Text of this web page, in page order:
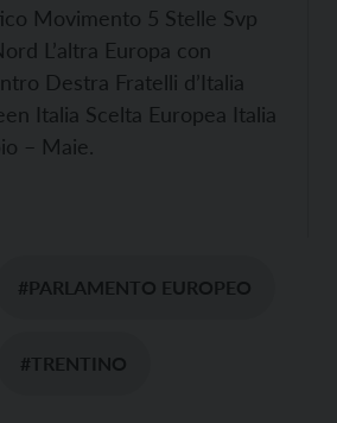
Movimento 5 Stelle Svp
L’altra Europa con
Destra Fratelli d’Italia
Italia Scelta Europea Italia
– Maie.
#PARLAMENTO EUROPEO
#TRENTINO